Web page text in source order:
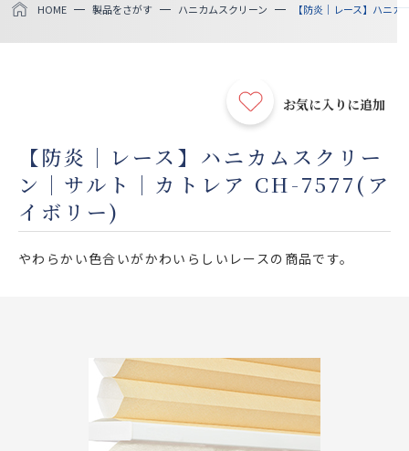
製品をさがす
店舗をさがす
お役立ち情報
HOME 製品をさがす ハニカムスクリーン 【防炎｜レース】ハニ
お気に入りに追加
【防炎｜レース】ハニカムスクリー
ン｜サルト｜カトレア CH-7577(ア
イボリー)
やわらかい色合いがかわいらしいレースの商品です。